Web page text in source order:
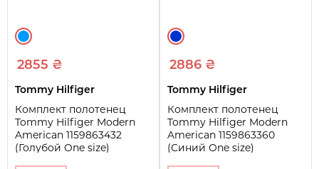
2855 ₴
Tommy Hilfiger
Комплект полотенец
Tommy Hilfiger Modern
American 1159863432
(Голубой One size)
2886 ₴
Tommy Hilfiger
Комплект полотенец
Tommy Hilfiger Modern
American 1159863360
(Синий One size)